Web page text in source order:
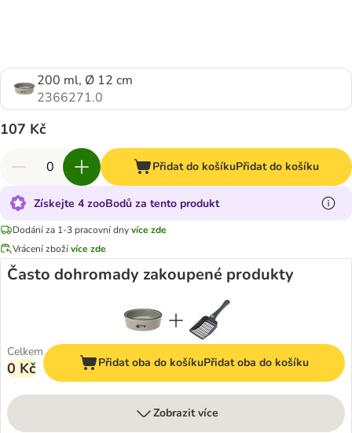
200 ml, Ø 12 cm
2366271.0
107 Kč
Přidat do košíkuPřidat do košíku
Získejte 4 zooBodů za tento produkt
Dodání za 1-3 pracovní dnyvíce zde
Vrácení zbožívíce zde
Často dohromady zakoupené produkty
Celkem
0 Kč Přidat oba do košíkuPřidat oba do košíku
Zobrazit více